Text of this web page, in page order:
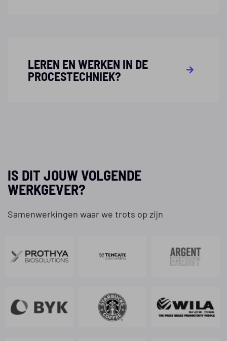
LEREN EN WERKEN IN DE
PROCESTECHNIEK?
IS DIT JOUW VOLGENDE
WERKGEVER?
Samenwerkingen waar we trots op zijn